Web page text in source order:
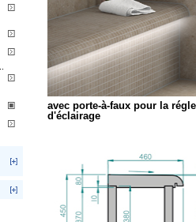
avec porte-à-faux pour la
d'éclairage